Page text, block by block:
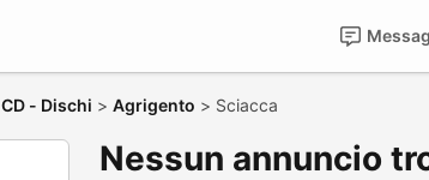
CD - Dischi > Agrigento > Sciacca
Nessun annuncio